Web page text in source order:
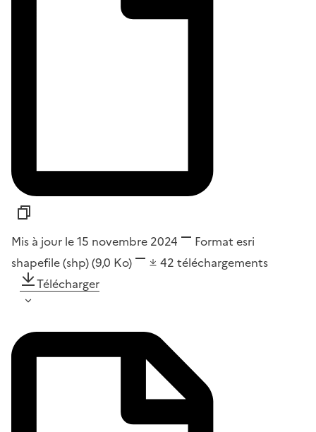
Mis à jour le 15 novembre 2024 Format esri
shapefile (shp)(9,0 Ko) 42 téléchargements
Télécharger